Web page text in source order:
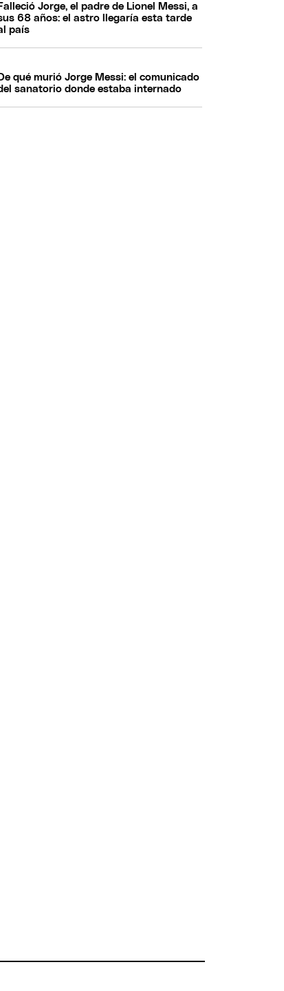
Jorge, el padre de Lionel Messi, a
68 años: el astro llegaría esta tarde
país
De qué murió Jorge Messi: el comunicado
sanatorio donde estaba internado